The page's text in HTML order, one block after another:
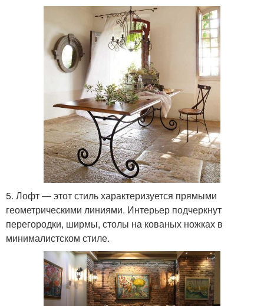
5. Лофт — этот стиль характеризуется прямыми
геометрическими линиями. Интерьер подчеркнут
перегородки, ширмы, столы на кованых ножках в
минималистском стиле.